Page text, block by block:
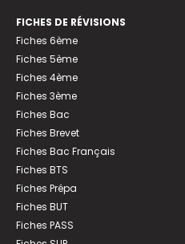
FICHES DE RÉVISIONS
Fiches 6ème
Fiches 5ème
Fiches 4ème
Fiches 3ème
Fiches Bac
Fiches Brevet
Fiches Bac Français
Fiches BTS
Fiches Prépa
Fiches BUT
Fiches PASS